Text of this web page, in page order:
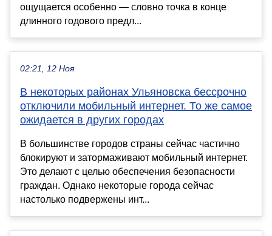
ощущается особенно — словно точка в конце
длинного годового предл...
02:21, 12 Ноя
В некоторых районах Ульяновска бессрочно
отключили мобильный интернет. То же самое
ожидается в других городах
В большинстве городов страны сейчас частично
блокируют и затормаживают мобильный интернет.
Это делают с целью обеспечения безопасности
граждан. Однако некоторые города сейчас
настолько подвержены инт...